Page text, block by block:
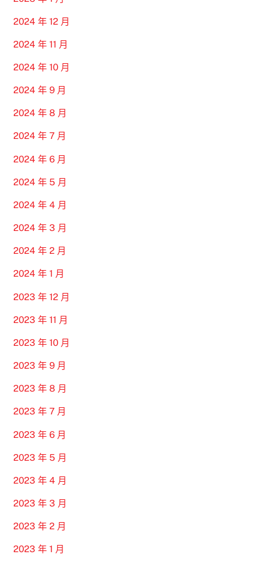
2024 年 12 月
2024 年 11 月
2024 年 10 月
2024 年 9 月
2024 年 8 月
2024 年 7 月
2024 年 6 月
2024 年 5 月
2024 年 4 月
2024 年 3 月
2024 年 2 月
2024 年 1 月
2023 年 12 月
2023 年 11 月
2023 年 10 月
2023 年 9 月
2023 年 8 月
2023 年 7 月
2023 年 6 月
2023 年 5 月
2023 年 4 月
2023 年 3 月
2023 年 2 月
2023 年 1 月